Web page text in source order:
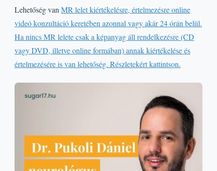
Lehetőség van MR lelet kiértékelésre, értelmezésre online
videó konzultáció keretében azonnal vagy akár 24 órán belül.
Ha nincs MR lelete csak a képanyag áll rendelkezésre (CD
vagy DVD, illetve online formában) annak kiértékelése és
értelmezésére is van lehetőség. Részletekért kattintson.